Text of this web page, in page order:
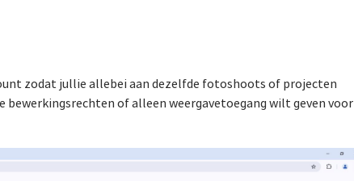
zodat jullie allebei aan dezelfde fotoshoots of projecten
bewerkingsrechten of alleen weergavetoegang wilt geven voor